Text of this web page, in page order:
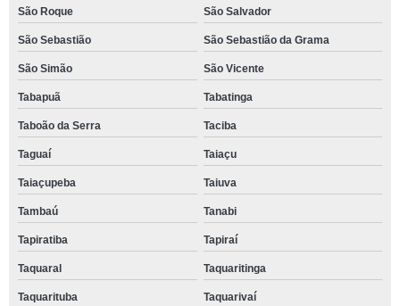
São Roque São Salvador
São Sebastião São Sebastião da Grama
São Simão São Vicente
Tabapuã Tabatinga
Taboão da Serra Taciba
Taguaí Taiaçu
Taiaçupeba Taiuva
Tambaú Tanabi
Tapiratiba Tapiraí
Taquaral Taquaritinga
Taquarituba Taquarivaí